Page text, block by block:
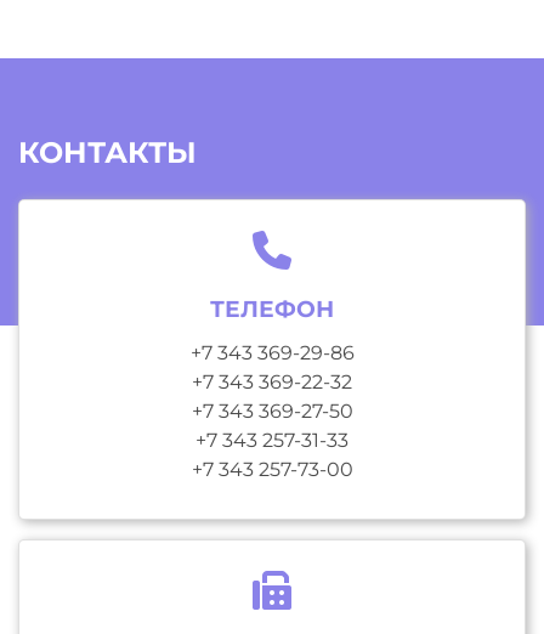
КОНТАКТЫ
ТЕЛЕФОН
+7 343 369-29-86
+7 343 369-22-32
+7 343 369-27-50
+7 343 257-31-33
+7 343 257-73-00